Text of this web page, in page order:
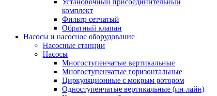
Установочный присоединительный
комплект
Фильтр сетчатый
Обратный клапан
Насосы и насосное оборудование
Насосные станции
Насосы
Многоступенчатые вертикальные
Многоступенчатые горизонтальные
Циркуляционные с мокрым ротором
Одноступенчатые вертикальные (ин-лайн)